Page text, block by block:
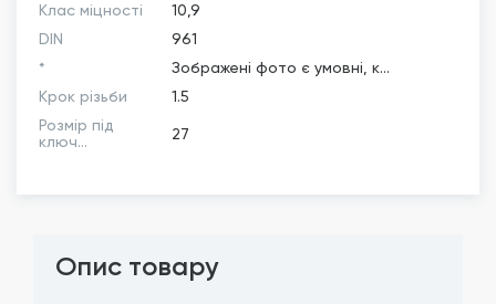
Клас міцності
10,9
DIN
961
*
Зображені фото є умовні, к...
Крок різьби
1.5
Розмір під
ключ...
27
Опис товару